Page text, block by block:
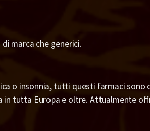
marca che generici.
o insonnia, tutti questi farmaci
in tutta Europa e oltre. Attualmente